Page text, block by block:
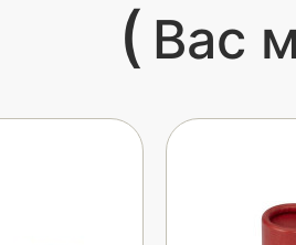
( Вас